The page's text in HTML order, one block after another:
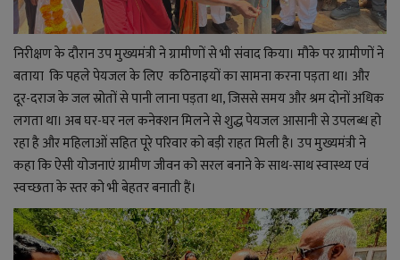
निरीक्षण के दौरान उप मुख्यमंत्री ने ग्रामीणों से भी संवाद किया। मौके पर ग्रामीणों ने
बताया कि पहले पेयजल के लिए कठिनाइयों का सामना करना पड़ता था। और
दूर-दराज के जल स्रोतों से पानी लाना पड़ता था, जिससे समय और श्रम दोनों अधिक
लगता था। अब घर-घर नल कनेक्शन मिलने से शुद्ध पेयजल आसानी से उपलब्ध हो
रहा है और महिलाओं सहित पूरे परिवार को बड़ी राहत मिली है। उप मुख्यमंत्री ने
कहा कि ऐसी योजनाएं ग्रामीण जीवन को सरल बनाने के साथ-साथ स्वास्थ्य एवं
स्वच्छता के स्तर को भी बेहतर बनाती हैं।